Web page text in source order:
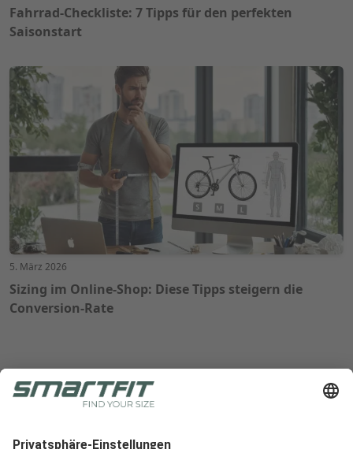
Fahrrad-Checkliste: 7 Tipps für den perfekten
Saisonstart
5. März 2026
Sizing im Online-Shop: Diese Tipps steigern die
Conversion-Rate
Radlabor GmbH